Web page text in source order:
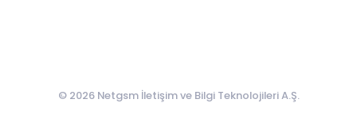
© 2026 Netgsm İletişim ve Bilgi Teknolojileri A.Ş.